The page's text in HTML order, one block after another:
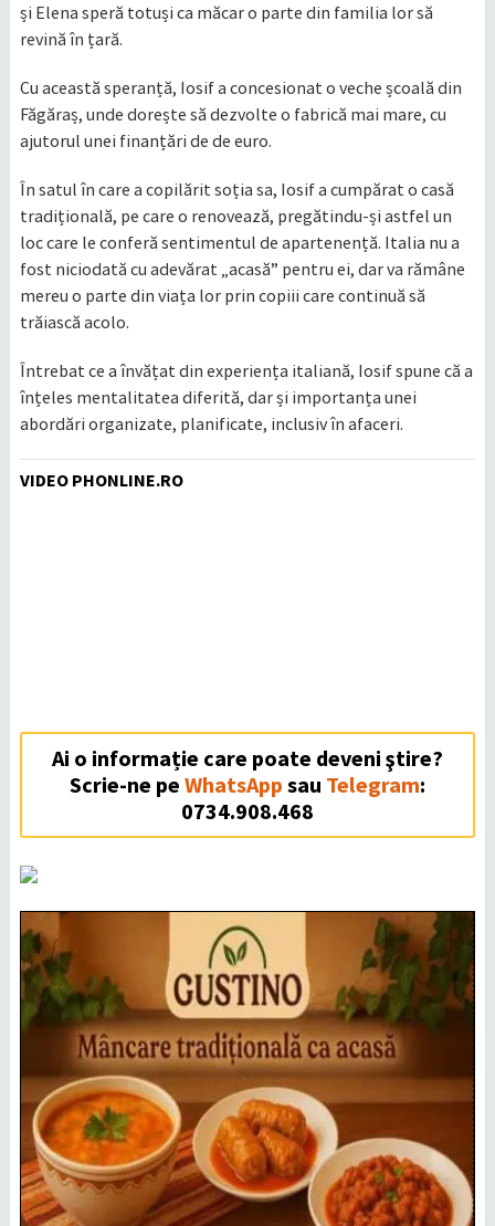
și Elena speră totuși ca măcar o parte din familia lor să
revină în țară.
Cu această speranță, Iosif a concesionat o veche școală din
Făgăraș, unde dorește să dezvolte o fabrică mai mare, cu
ajutorul unei finanțări de de euro.
În satul în care a copilărit soția sa, Iosif a cumpărat o casă
tradițională, pe care o renovează, pregătindu-și astfel un
loc care le conferă sentimentul de apartenență. Italia nu a
fost niciodată cu adevărat „acasă” pentru ei, dar va rămâne
mereu o parte din viața lor prin copiii care continuă să
trăiască acolo.
Întrebat ce a învățat din experiența italiană, Iosif spune că a
înțeles mentalitatea diferită, dar și importanța unei
abordări organizate, planificate, inclusiv în afaceri.
VIDEO PHONLINE.RO
Ai o informație care poate deveni ştire?
Scrie-ne pe WhatsApp sau Telegram:
0734.908.468